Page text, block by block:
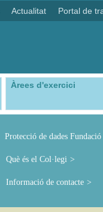
Actualitat Portal de
Àrees d'exercici
Protecció de dades
Què és el Col·legi
Informació de contacte